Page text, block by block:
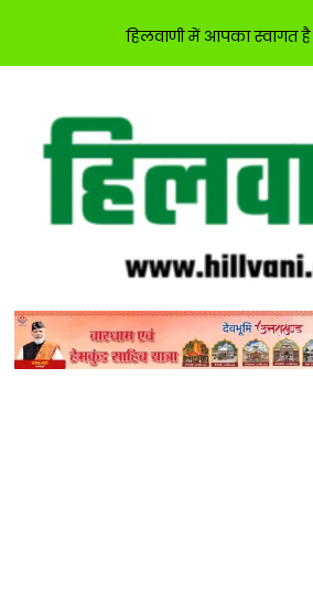
content
हिलवाणी में आपका स्वागत